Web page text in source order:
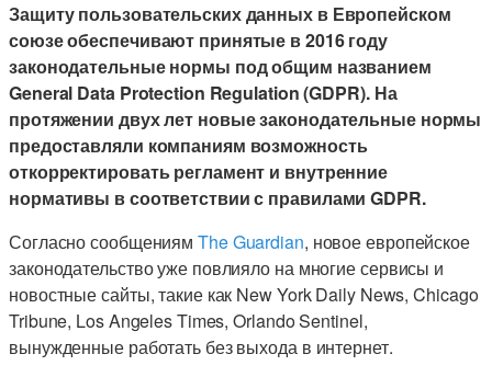
Защиту пользовательских данных в Европейском
союзе обеспечивают принятые в 2016 году
законодательные нормы под общим названием
General Data Protection Regulation (GDPR). На
протяжении двух лет новые законодательные нормы
предоставляли компаниям возможность
откорректировать регламент и внутренние
нормативы в соответствии с правилами GDPR.
Согласно сообщениям The Guardian, новое европейское
законодательство уже повлияло на многие сервисы и
новостные сайты, такие как New York Daily News, Chicago
Tribune, Los Angeles Times, Orlando Sentinel,
вынужденные работать без выхода в интернет.